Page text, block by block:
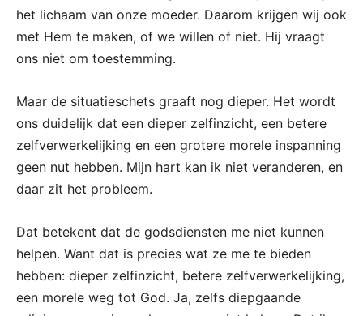
het lichaam van onze moeder. Daarom krijgen wij ook
met Hem te maken, of we willen of niet. Hij vraagt
ons niet om toestemming.
Maar de situatieschets graaft nog dieper. Het wordt
ons duidelijk dat een dieper zelfinzicht, een betere
zelfverwerkelijking en een grotere morele inspanning
geen nut hebben. Mijn hart kan ik niet veranderen, en
daar zit het probleem.
Dat betekent dat de godsdiensten me niet kunnen
helpen. Want dat is precies wat ze me te bieden
hebben: dieper zelfinzicht, betere zelfverwerkelijking,
een morele weg tot God. Ja, zelfs diepgaande